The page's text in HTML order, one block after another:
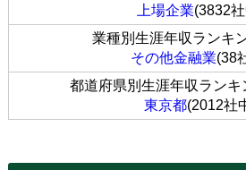
上場企業(3832
業種別生涯年収ランキ
その他金融業(38
都道府県別生涯年収ランキ
東京都(2012社